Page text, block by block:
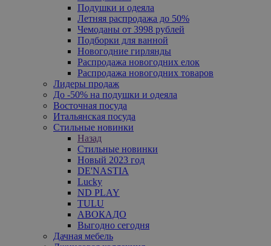
Подушки и одеяла
Летняя распродажа до 50%
Чемоданы от 3998 рублей
Подборки для ванной
Новогодние гирлянды
Распродажа новогодних елок
Распродажа новогодних товаров
Лидеры продаж
До -50% на подушки и одеяла
Восточная посуда
Итальянская посуда
Стильные новинки
Назад
Стильные новинки
Новый 2023 год
DE'NASTIA
Lucky
ND PLAY
TULU
АВОКАДО
Выгодно сегодня
Дачная мебель